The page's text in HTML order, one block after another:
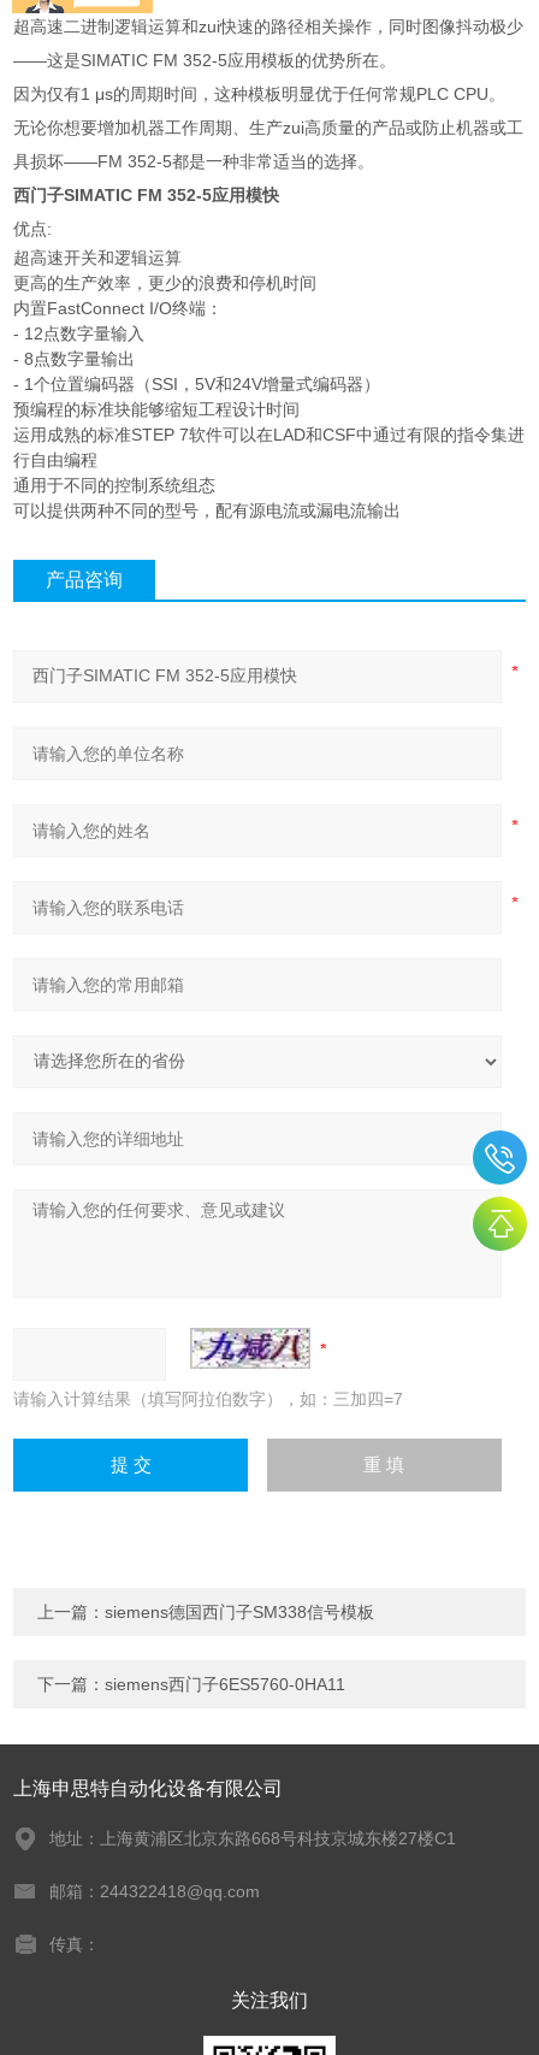
超高速二进制逻辑运算和zui快速的路径相关操作，同时图像抖动极少
――这是SIMATIC FM 352-5应用模板的优势所在。
因为仅有1 μs的周期时间，这种模板明显优于任何常规PLC CPU。
无论你想要增加机器工作周期、生产zui高质量的产品或防止机器或工
具损坏――FM 352-5都是一种非常适当的选择。
西门子SIMATIC FM 352-5应用模快
优点:
超高速开关和逻辑运算
更高的生产效率，更少的浪费和停机时间
内置FastConnect I/O终端：
- 12点数字量输入
- 8点数字量输出
- 1个位置编码器（SSI，5V和24V增量式编码器）
预编程的标准块能够缩短工程设计时间
运用成熟的标准STEP 7软件可以在LAD和CSF中通过有限的指令集进
行自由编程
通用于不同的控制系统组态
可以提供两种不同的型号，配有源电流或漏电流输出
产品咨询
请输入计算结果（填写阿拉伯数字），如：三加四=7
上一篇：siemens德国西门子SM338信号模板
下一篇：siemens西门子6ES5760-0HA11
上海申思特自动化设备有限公司
地址：上海黄浦区北京东路668号科技京城东楼27楼C1
邮箱：244322418@qq.com
传真：
关注我们